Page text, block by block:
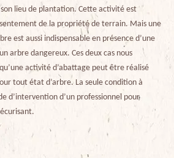
son lieu de plantation. Cette activité est
de la propriété de terrain. Mais une
est aussi indispensable en présence d’une
arbre dangereux. Ces deux cas nous
activité d’abattage peut être réalisé
tout état d’arbre. La seule condition à
d’intervention d’un professionnel pour